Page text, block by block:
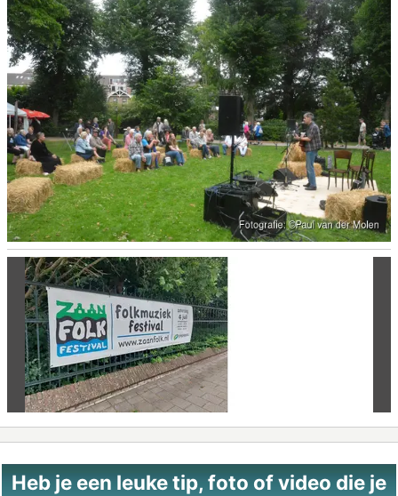
Vorige
Heb je een leuke tip, foto of video die je